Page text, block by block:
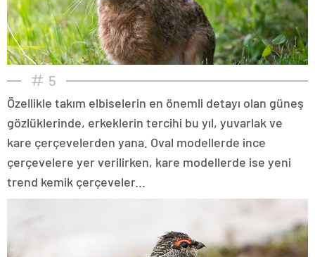
5
Özellikle takım elbiselerin en önemli detayı olan güneş
gözlüklerinde, erkeklerin tercihi bu yıl, yuvarlak ve
kare çerçevelerden yana. Oval modellerde ince
çerçevelere yer verilirken, kare modellerde ise yeni
trend kemik çerçeveler...